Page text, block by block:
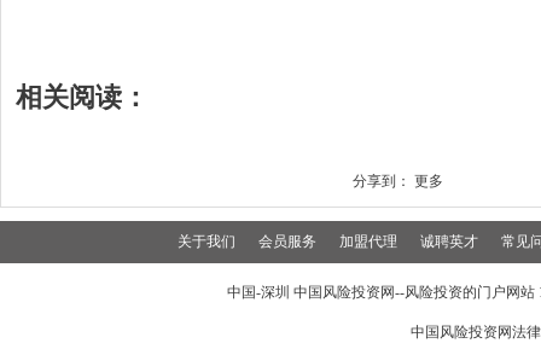
相关阅读：
分享到： 更多
关于我们 会员服务 加盟代理 诚聘英才 常见
中国-深圳 中国风险投资网--风险投资的门户网
中国风险投资网法